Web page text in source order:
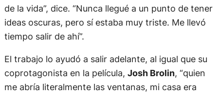
de la vida”, dice. “Nunca llegué a un punto de tener
ideas oscuras, pero sí estaba muy triste. Me llevó
tiempo salir de ahí”.
El trabajo lo ayudó a salir adelante, al igual que su
coprotagonista en la película, Josh Brolin, “quien
me abría literalmente las ventanas, mi casa era